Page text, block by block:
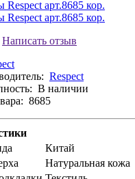
Написать отзыв
Respect
В наличии
8685
Китай
Натуральная кожа